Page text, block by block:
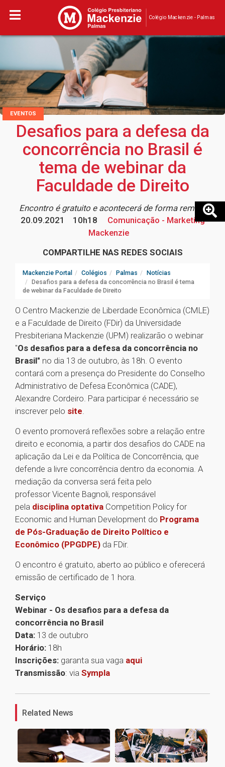
Colégio Mackenzie - Palmas
EVENTOS
Desafios para a defesa da
concorrência no Brasil é
tema de webinar da
Faculdade de Direito
Encontro é gratuito e acontecerá de forma remota
20.09.2021
10h18
Comunicação - Marketing
Mackenzie
COMPARTILHE NAS REDES SOCIAIS
Mackenzie Portal Colégios Palmas
Notícias
Desafios para a defesa da concorrência no Brasil é tema
de webinar da Faculdade de Direito
O Centro Mackenzie de Liberdade Econômica (CMLE)
e a Faculdade de Direito (FDir) da Universidade
Presbiteriana Mackenzie (UPM) realizarão o webinar
"Os desafios para a defesa da concorrência no
Brasil" no dia 13 de outubro, às 18h. O evento
contará com a presença do Presidente do Conselho
Administrativo de Defesa Econômica (CADE),
Alexandre Cordeiro. Para participar é necessário se
inscrever pelo site.
O evento promoverá reflexões sobre a relação entre
direito e economia, a partir dos desafios do CADE na
aplicação da Lei e da Política de Concorrência, que
defende a livre concorrência dentro da economia. A
mediação da conversa será feita pelo
professor Vicente Bagnoli, responsável
pela disciplina optativa Competition Policy for
Economic and Human Development do Programa
de Pós-Graduação de Direito Político e
Econômico (PPGDPE) da FDir.
O encontro é gratuito, aberto ao público e oferecerá
emissão de certificado de 1 hora.
Serviço
Webinar - Os desafios para a defesa da
concorrência no Brasil
Data: 13 de outubro
Horário: 18h
Inscrições: garanta sua vaga aqui
Transmissão: via Sympla
Related News